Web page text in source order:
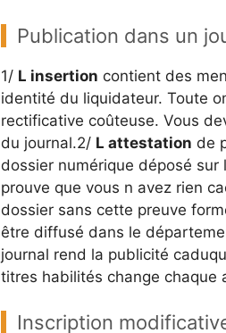
Publication dans un
1/ L insertion contient des
identité du liquidateur. Toute
rectificative coûteuse. Vous
du journal.2/ L attestation de
dossier numérique déposé
prouve que vous n avez rien
dossier sans cette preuve
être diffusé dans le
journal rend la publicité
titres habilités change chaque
Inscription